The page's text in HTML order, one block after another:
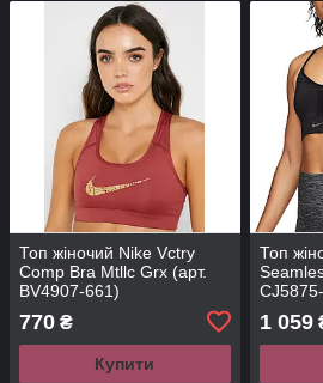
Топ жіночий Nike Vctry
Comp Bra Mtllc Grx (арт.
BV4907-661)
770 ₴
Купити
Топ
1 059